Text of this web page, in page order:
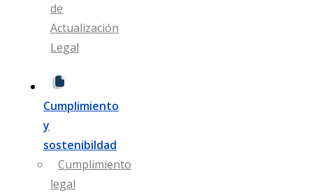
de
Actualización
Legal​
Cumplimiento
y
sostenibildad
Cumplimiento
legal